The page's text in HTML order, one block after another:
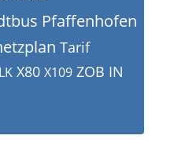
Pfaffenhofen
Tarif
X80 X109 ZOB IN